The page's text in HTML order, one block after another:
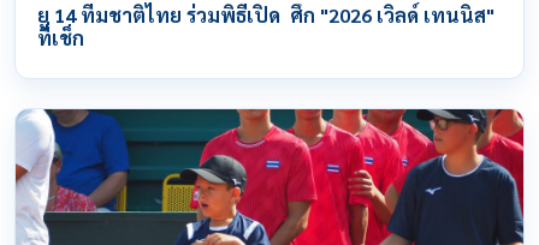
ยู 14 ทีมชาติไทย ร่วมพิธีเปิด ศึก "2026 เวิลด์ เทนนิส"
ที่เช็ก